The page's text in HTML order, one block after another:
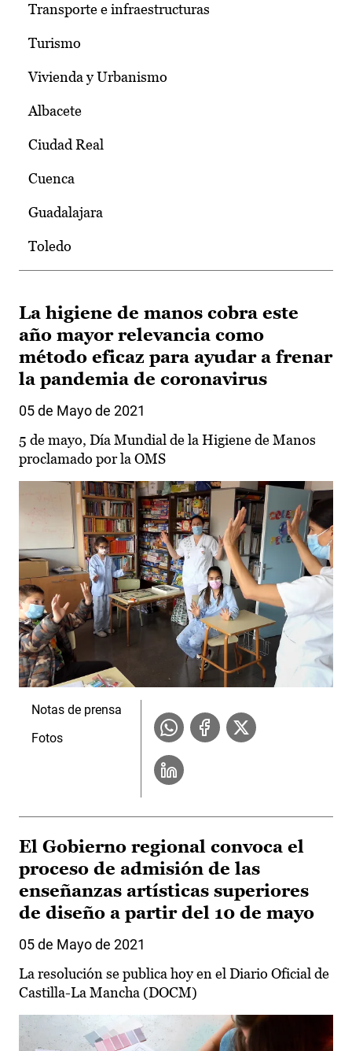
Transporte e infraestructuras
Turismo
Vivienda y Urbanismo
Albacete
Ciudad Real
Cuenca
Guadalajara
Toledo
La higiene de manos cobra este
año mayor relevancia como
método eficaz para ayudar a frenar
la pandemia de coronavirus
05 de Mayo de 2021
5 de mayo, Día Mundial de la Higiene de Manos
proclamado por la OMS
Notas de prensa
Fotos
El Gobierno regional convoca el
proceso de admisión de las
enseñanzas artísticas superiores
de diseño a partir del 10 de mayo
05 de Mayo de 2021
La resolución se publica hoy en el Diario Oficial de
Castilla-La Mancha (DOCM)